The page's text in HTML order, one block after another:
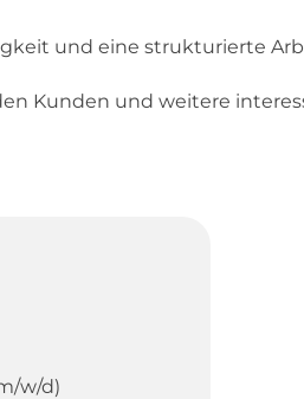
und eine strukturierte
Kunden und weitere
w/d)